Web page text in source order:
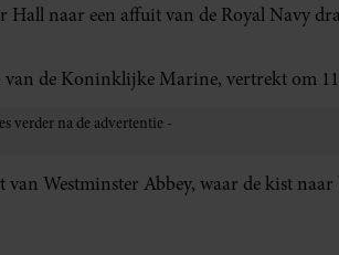
naar een affuit van de Royal Navy
van de Koninklijke Marine, vertrekt om
van Westminster Abbey, waar de kist